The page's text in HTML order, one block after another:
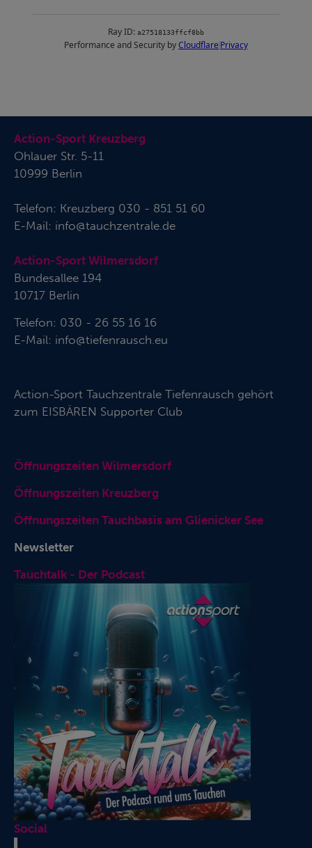
Action-Sport Kreuzberg
Ohlauer Str. 5-11
10999 Berlin
Telefon: Kreuzberg 030 - 851 51 60
E-Mail: info@tauchzentrale.de
Action-Sport Wilmersdorf
Bundesallee 194
10717 Berlin
Telefon: 030 - 26 55 16 16
E-Mail: info@tiefenrausch.eu
Action-Sport Tauchzentrale Tiefenrausch gehört
zum EISBÄREN Supporter Club
Öffnungszeiten Wilmersdorf
Öffnungszeiten Kreuzberg
Öffnungszeiten Tauchbasis am Glienicker See
Newsletter
Tauchtalk - Der Podcast
Social